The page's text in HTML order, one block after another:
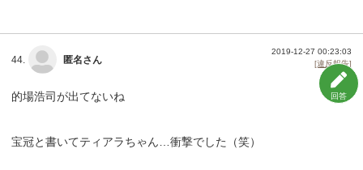
回答
44. 匿名さん
2019-12-27 00:23:03
[違反報告]
的場浩司が出てないね
宝冠と書いてティアラちゃん…衝撃でした（笑）